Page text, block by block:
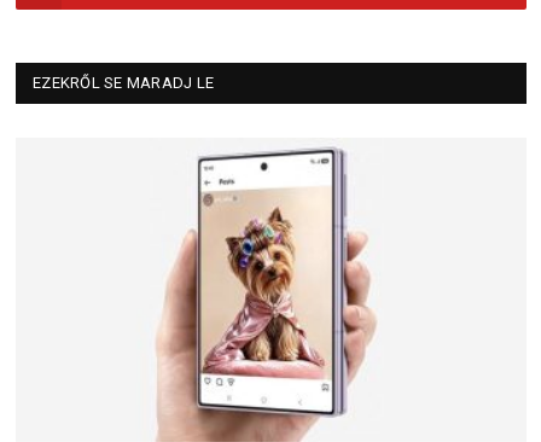
EZEKRŐL SE MARADJ LE